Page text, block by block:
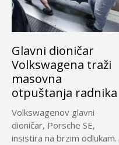
Glavni dioničar
Volkswagena traži
masovna
otpuštanja radnika
Volkswagenov glavni
dioničar, Porsche SE,
insistira na brzim odlukama